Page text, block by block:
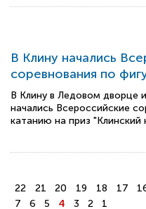
В Клину начались
соревнования по
В Клину в Ледовом дворце
начались Всероссийские
катанию на приз "Клинский
22 21 20 19 18 17
7
6 5 4 3 2 1